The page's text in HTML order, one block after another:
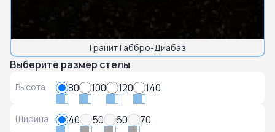
Гранит Габбро-Диабаз
Выберите размер стелы
Высота 80 100 120 140
Ширина 40 50 60 70